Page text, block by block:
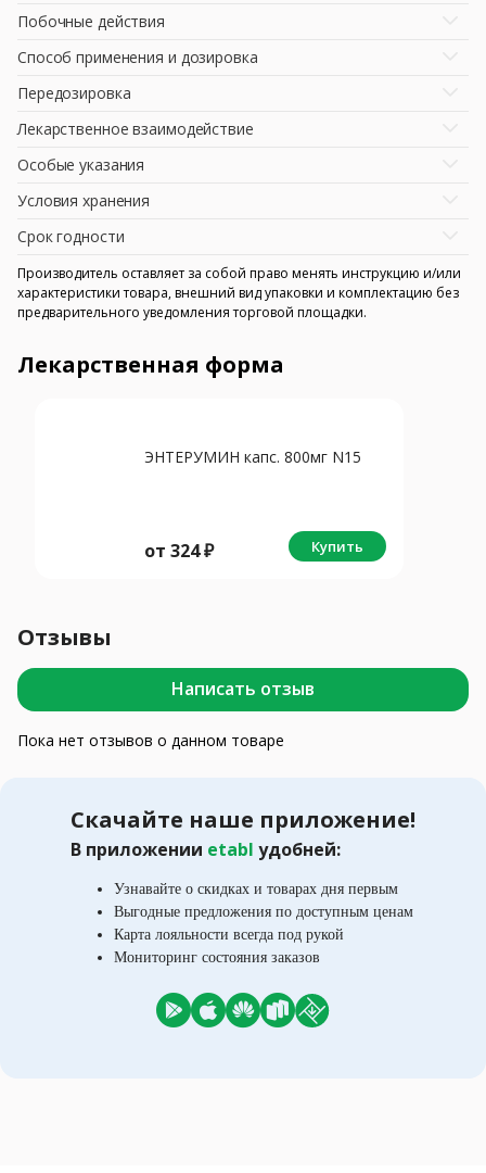
Побочные действия
Способ применения и дозировка
Передозировка
Лекарственное взаимодействие
Особые указания
Условия хранения
Срок годности
Производитель оставляет за собой право менять инструкцию и/или
характеристики товара, внешний вид упаковки и комплектацию без
предварительного уведомления торговой площадки.
Лекарственная форма
ЭНТЕРУМИН капс. 800мг N15
от 324₽ Купить
Отзывы
Написать отзыв
Пока нет отзывов о данном товаре
Скачайте наше приложение!
В приложении etabl удобней:
Узнавайте о скидках и товарах дня первым
Выгодные предложения по доступным ценам
Карта лояльности всегда под рукой
Мониторинг состояния заказов